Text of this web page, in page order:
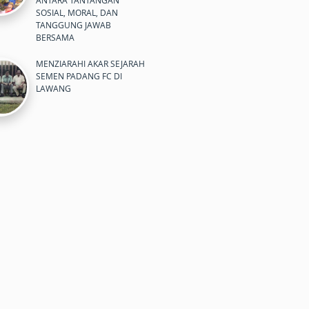
SOSIAL, MORAL, DAN
TANGGUNG JAWAB
BERSAMA
MENZIARAHI AKAR SEJARAH
SEMEN PADANG FC DI
LAWANG